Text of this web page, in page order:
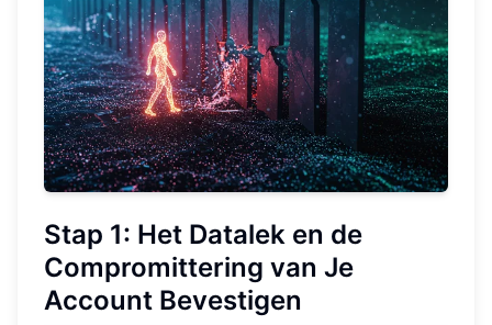
Stap 1: Het Datalek en de
Compromittering van Je
Account Bevestigen